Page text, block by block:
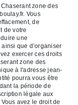
zone des
Vous
de
de votre
une
que d’organiser
exercer ces droits
zone des
à l'adresse jean-
pourra vous être
la période de
légale aux
avez le droit de